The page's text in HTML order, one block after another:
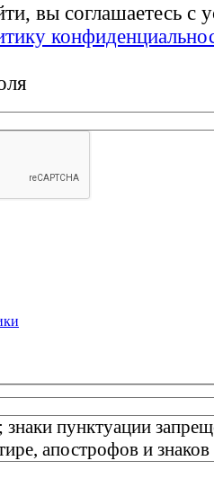
вы соглашаетесь с
пунктуации
апострофов и